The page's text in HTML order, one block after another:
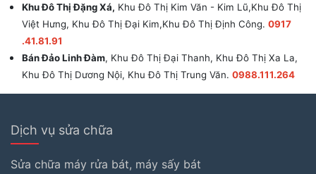
Khu Đô Thị Đặng Xá, Khu Đô Thị Kim Văn - Kim Lũ,Khu Đô Thị
Việt Hưng, Khu Đô Thị Đại Kim,Khu Đô Thị Định Công. 0917
.41.81.91
Bán Đảo Linh Đàm, Khu Đô Thị Đại Thanh, Khu Đô Thị Xa La,
Khu Đô Thị Dương Nội, Khu Đô Thị Trung Văn. 0988.111.264
Dịch vụ sửa chữa
Sửa chữa máy rửa bát, máy sấy bát